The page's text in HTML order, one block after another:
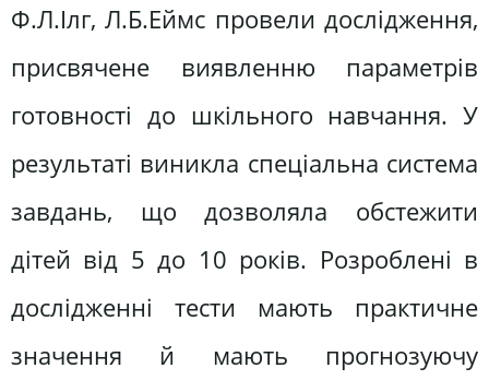
Ф.Л.Ілг, Л.Б.Еймс провели дослідження,
присвячене виявленню параметрів
готовності до шкільного навчання. У
результаті виникла спеціальна система
завдань, що дозволяла обстежити
дітей від 5 до 10 років. Розроблені в
дослідженні тести мають практичне
значення й мають прогнозуючу